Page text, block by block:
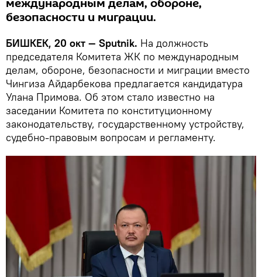
международным делам, обороне,
безопасности и миграции.
БИШКЕК, 20 окт — Sputnik. На должность
председателя Комитета ЖК по международным
делам, обороне, безопасности и миграции вместо
Чингиза Айдарбекова предлагается кандидатура
Улана Примова. Об этом стало известно на
заседании Комитета по конституционному
законодательству, государственному устройству,
судебно-правовым вопросам и регламенту.